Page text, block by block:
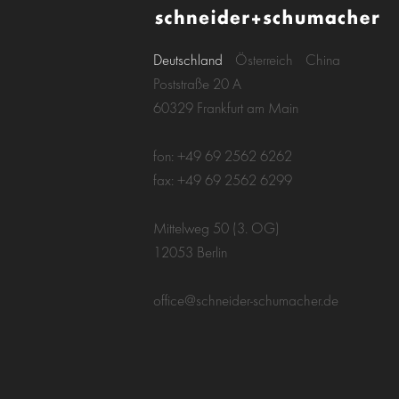
Deutschland Österreich
China
Poststraße 20 A
60329 Frankfurt am Main
fon: +49 69 2562 6262
fax: +49 69 2562 6299
Mittelweg 50 (3. OG)
12053 Berlin
office@schneider-schumacher.de